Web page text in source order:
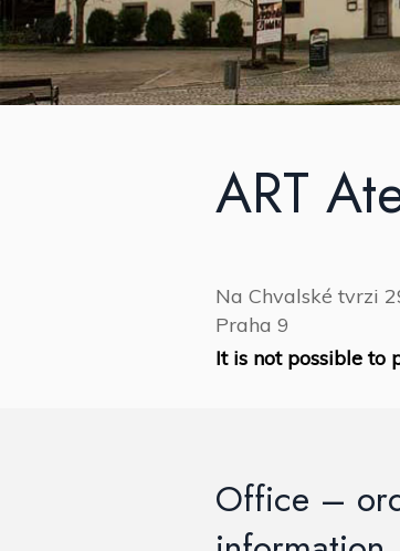
ART
Na Chvalské tvrzi
Praha 9
It is not possible to
Office –